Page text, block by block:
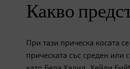
Какво
При тази прическа косата
прическата със среден или